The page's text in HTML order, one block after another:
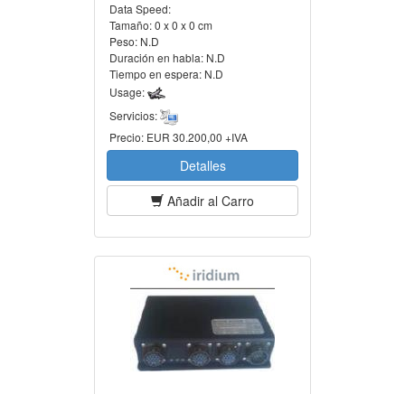
Data Speed:
Tamaño:0 x 0 x 0 cm
Peso: N.D
Duración en habla: N.D
Tiempo en espera: N.D
Usage:
Servicios:
Precio: EUR 30.200,00 +IVA
Detalles
Añadir al Carro